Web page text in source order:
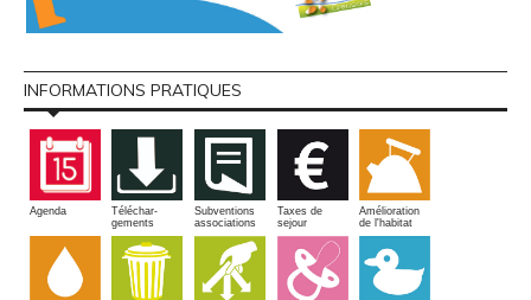
INFORMATIONS PRATIQUES
Agenda
Téléchar-
gements
Subventions
associations
Taxes de
sejour
Amélioration
de l'habitat